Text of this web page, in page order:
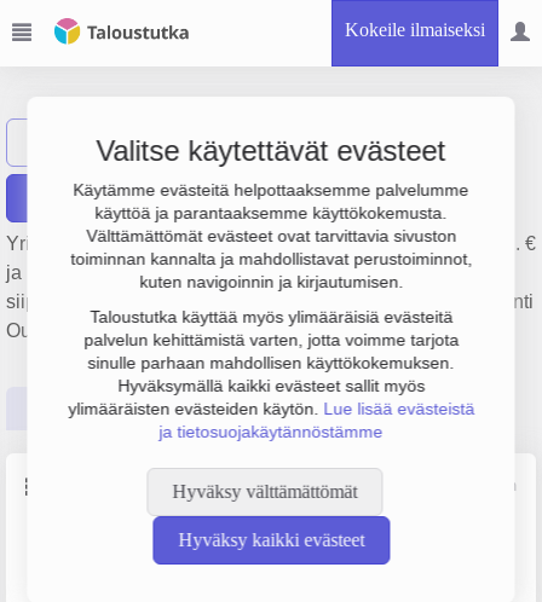
Kokeile ilmaiseksi
Valitse käytettävät evästeet
Käytämme evästeitä helpottaaksemme palvelumme
käyttöä ja parantaaksemme käyttökokemusta.
Välttämättömät evästeet ovat tarvittavia sivuston
toiminnan kannalta ja mahdollistavat perustoiminnot,
kuten navigoinnin ja kirjautumisen.
Taloustutka käyttää myös ylimääräisiä evästeitä
palvelun kehittämistä varten, jotta voimme tarjota
sinulle parhaan mahdollisen käyttökokemuksen.
Hyväksymällä kaikki evästeet sallit myös
ylimääräisten evästeiden käytön. Lue lisää evästeistä
ja tietosuojakäytännöstämme
Hyväksy välttämättömät
Hyväksy kaikki evästeet
Näytä haku Kotivara Oy
Raportit
Yrityksen Kotivara Oy liikevaihto on 13.6 milj. €, tulos -1 milj. €
ja henkilöstömäärä 34. Sen päätoimiala on Liha- ja
siipikarjatuotteiden valmistus, perustamisvuosi 1978 ja sijainti
Oulu. Yrityksen yhtiömuoto Osakeyhtiö (OY).
Perustiedot Tilinpäätösluvut Päättäjätiedot
Lähde: YTJ, PRH, Traficom
Henkilöstömäärä
20–49